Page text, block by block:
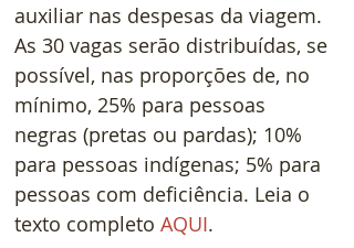
auxiliar nas despesas da viagem.
As 30 vagas serão distribuídas, se
possível, nas proporções de, no
mínimo, 25% para pessoas
negras (pretas ou pardas); 10%
para pessoas indígenas; 5% para
pessoas com deficiência. Leia o
texto completo AQUI.